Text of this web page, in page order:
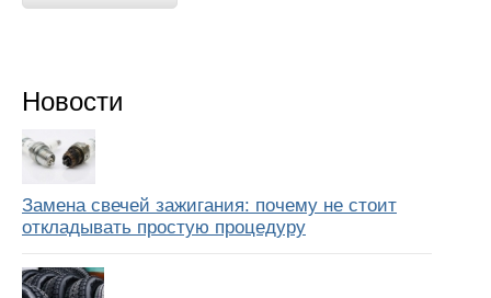
Новости
Замена свечей зажигания: почему не стоит
откладывать простую процедуру